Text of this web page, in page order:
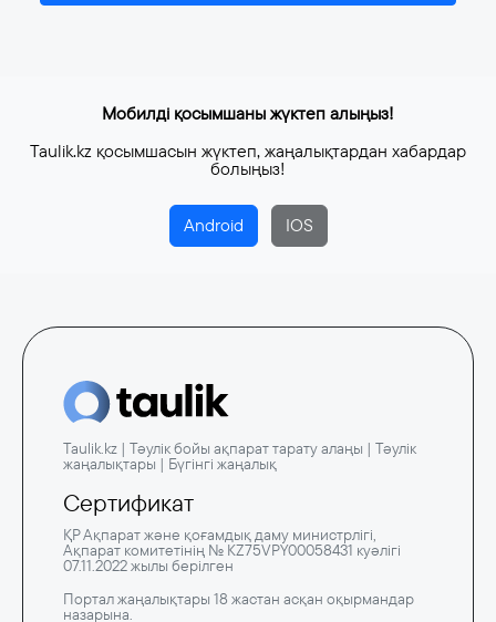
Мобилді қосымшаны жүктеп алыңыз!
Taulik.kz қосымшасын жүктеп, жаңалықтардан хабардар
болыңыз!
Android IOS
Taulik.kz | Тәулік бойы ақпарат тарату алаңы | Тәулік
жаңалықтары | Бүгінгі жаңалық
Сертификат
ҚР Ақпарат және қоғамдық даму министрлігі,
Ақпарат комитетінің № KZ75VPY00058431 куәлігі
07.11.2022 жылы берілген
Портал жаңалықтары 18 жастан асқан оқырмандар
назарына.